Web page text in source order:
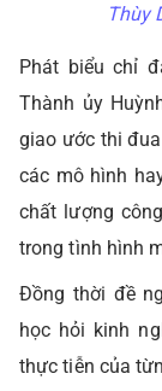
Thùy
Phát biểu chỉ
Thành ủy
giao ước thi
các mô hình
chất lượng
trong tình hình
Đồng thời đề
học hỏi kinh
thực tiễn của